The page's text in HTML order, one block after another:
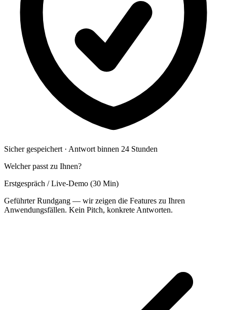
Sicher gespeichert · Antwort binnen 24 Stunden
Welcher passt zu Ihnen?
Erstgespräch / Live-Demo (30 Min)
Geführter Rundgang — wir zeigen die Features zu Ihren
Anwendungsfällen. Kein Pitch, konkrete Antworten.